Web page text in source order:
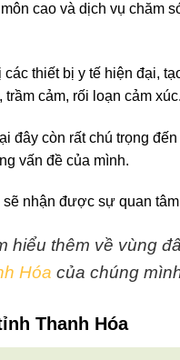
cao và dịch vụ chăm
thiết bị y tế hiện đại,
cảm, rối loạn cảm xúc.
đây còn rất chú trọng
vấn đề của mình.
nhận được sự quan
hiểu thêm về vùng
Hóa của chúng
Thanh Hóa